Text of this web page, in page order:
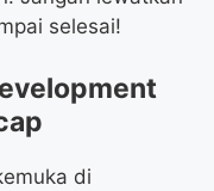
selesai!
di